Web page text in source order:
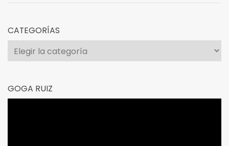
CATEGORÍAS
Categorías
GOGA RUIZ